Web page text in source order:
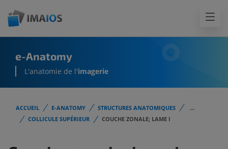
e-Anatomy
L'anatomie de l'imagerie
ACCUEIL E-ANATOMY STRUCTURES ANATOMIQUES
...
COLLICULE SUPÉRIEUR
COUCHE ZONALE; LAME I